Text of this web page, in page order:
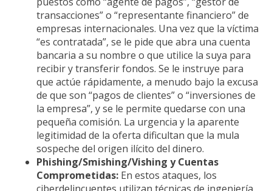
transacciones” o “representante financiero” de
empresas internacionales. Una vez que la víctima
“es contratada”, se le pide que abra una cuenta
bancaria a su nombre o que utilice la suya para
recibir y transferir fondos. Se le instruye para
que actúe rápidamente, a menudo bajo la excusa
de que son “pagos de clientes” o “inversiones de
la empresa”, y se le permite quedarse con una
pequeña comisión. La urgencia y la aparente
legitimidad de la oferta dificultan que la mula
sospeche del origen ilícito del dinero.
Phishing/Smishing/Vishing y Cuentas
Comprometidas: En estos ataques, los